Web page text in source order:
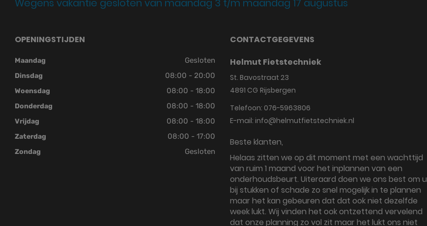
Wegens vakantie gesloten van maandag 3 t/m maandag 17 augustus
OPENINGSTIJDEN
Maandag Gesloten
Dinsdag 08:00 - 20:00
Woensdag 08:00 - 18:00
Donderdag 08:00 - 18:00
Vrijdag 08:00 - 18:00
Zaterdag 08:00 - 17:00
Zondag Gesloten
CONTACTGEGEVENS
Helmut Fietstechniek
St. Bavostraat 23
4891 CG Rijsbergen
Telefoon: 076-5963806
E-mail: info@helmutfietstechniek.nl
Beste klanten,
Helaas zitten we op dit moment met een wachttijd
van ruim 1 maand voor het inplannen van een
onderhoudsbeurt. Uiteraard doen we ons best om u
bij stukken of schade zo snel mogelijk in te plannen
maar het kan gebeuren dat dat ook niet dezelfde
week lukt. Wij vinden het ook ontzettend vervelend
dat onze planning zo vol zit maar het lukt ons niet